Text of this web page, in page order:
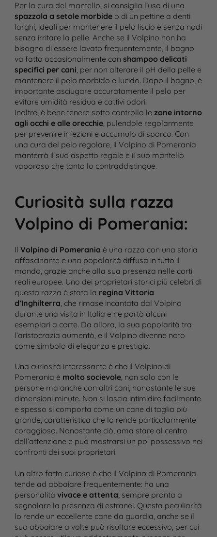
Per la cura del mantello, si consiglia l’uso di una
spazzola a setole morbideo di un pettine a denti
larghi, ideali per mantenere il pelo liscio e senza nodi
senza irritare la pelle. Anche se il Volpino non ha
bisogno di essere lavato frequentemente, il bagno
va fatto occasionalmente con shampoo delicati
specifici per cani, per non alterare il pH della pelle e
mantenere il pelo morbido e lucido. Dopo il bagno, è
importante asciugare accuratamente il pelo per
evitare umidità residua e cattivi odori.
Inoltre, è bene tenere sotto controllo le zone intorno
agli occhi e alle orecchie, pulendole regolarmente
per prevenire infezioni e accumulo di sporco. Con
una cura del pelo regolare, il Volpino di Pomerania
manterrà il suo aspetto regale e il suo mantello
vaporoso che tanto lo contraddistingue.
Curiosità sulla razza
Volpino di Pomerania:
Il Volpino di Pomerania è una razza con una storia
affascinante e una popolarità diffusa in tutto il
mondo, grazie anche alla sua presenza nelle corti
reali europee. Uno dei proprietari storici più celebri di
questa razza è stata la regina Vittoria
d’Inghilterra, che rimase incantata dal Volpino
durante una visita in Italia e ne portò alcuni
esemplari a corte. Da allora, la sua popolarità tra
l’aristocrazia aumentò, e il Volpino divenne noto
come simbolo di eleganza e prestigio.
Una curiosità interessante è che il Volpino di
Pomerania è molto socievole, non solo con le
persone ma anche con altri cani, nonostante le sue
dimensioni minute. Non si lascia intimidire facilmente
e spesso si comporta come un cane di taglia più
grande, caratteristica che lo rende particolarmente
coraggioso. Nonostante ciò, ama stare al centro
dell’attenzione e può mostrarsi un po’ possessivo nei
confronti dei suoi proprietari.
Un altro fatto curioso è che il Volpino di Pomerania
tende ad abbaiare frequentemente: ha una
personalità vivace e attenta, sempre pronta a
segnalare la presenza di estranei. Questa peculiarità
lo rende un eccellente cane da guardia, anche se il
suo abbaiare a volte può risultare eccessivo, per cui